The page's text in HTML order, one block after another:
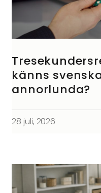
känns
annorlunda?
28 juli, 2026